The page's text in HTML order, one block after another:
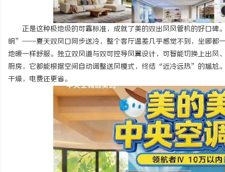
正是这种极地级的可靠标准，成就了美的双出风风管机的好口
明”——夏天双风口同步送冷，整个客厅温差几乎感觉不到，坐哪都
地暖一样舒服。独立双风道与双可控导风翼设计，可智能切换上出
厨房，它都能根据空间自动调整送风模式，终结“近冷远热”的尴尬
干燥，电费还更省。